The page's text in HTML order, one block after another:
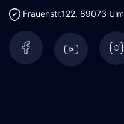
Frauenstr.122, 89073 Ulm